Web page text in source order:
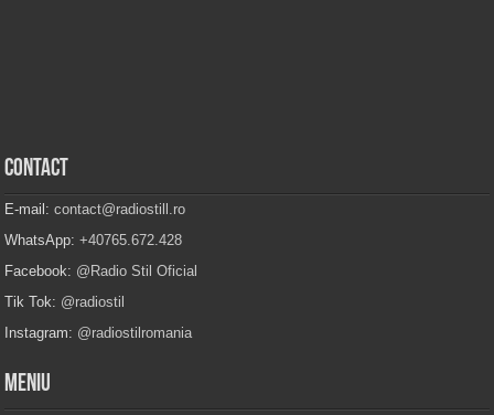
Contact
E-mail:contact@radiostill.ro
WhatsApp:+40765.672.428
Facebook: @Radio Stil Oficial
Tik Tok: @radiostil
Instagram: @radiostilromania
Meniu